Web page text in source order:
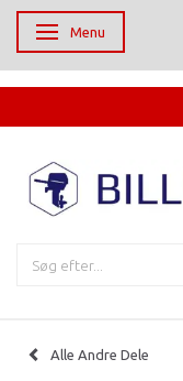
Skifte navigation
Menu
Alle Andre Dele